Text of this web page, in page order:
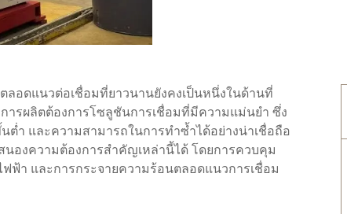
อดแนวต่อเชื่อมที่ยาวนานยังคงเป็นหนึ่งในด้านที่
รผลิตต้องการโซลูชันการเชื่อมที่มีความแม่นยำ ซึ่ง
ำ และความสามารถในการทำซ้ำได้อย่างน่าเชื่อถือ
องความต้องการสำคัญเหล่านี้ได้ โดยการควบคุม
ฟ้า และการกระจายความร้อนตลอดแนวการเชื่อม